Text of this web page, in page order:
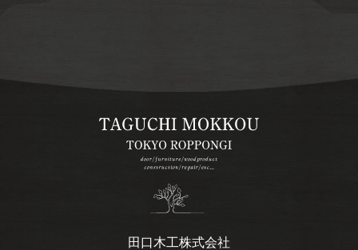
田口木工株式会社